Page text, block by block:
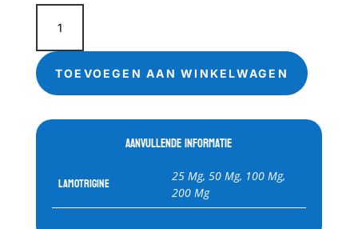
Lamotrigine
kopen
aantal
TOEVOEGEN AAN WINKELWAGEN
Aanvullende informatie
Lamotrigine
25 Mg, 50 Mg, 100 Mg,
200 Mg